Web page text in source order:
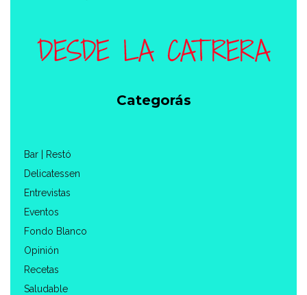
Categorás
Bar | Restó
Delicatessen
Entrevistas
Eventos
Fondo Blanco
Opinión
Recetas
Saludable